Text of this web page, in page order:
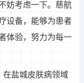
妨考虑一下。慈航
设备，能够为患者
体验，努力为每一
在盐城皮肤病领域